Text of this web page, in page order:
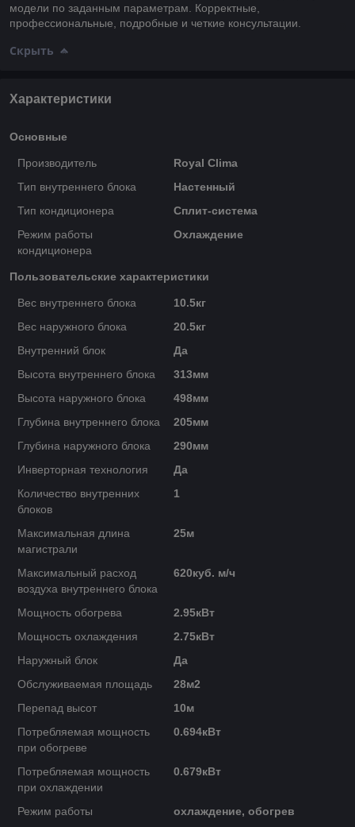
модели по заданным параметрам. Корректные,
профессиональные, подробные и четкие консультации.
Скрыть
Характеристики
Основные
Производитель
Royal Clima
Тип внутреннего блока
Настенный
Тип кондиционера
Сплит-система
Режим работы
кондиционера
Охлаждение
Пользовательские характеристики
Вес внутреннего блока
10.5кг
Вес наружного блока
20.5кг
Внутренний блок
Да
Высота внутреннего блока
313мм
Высота наружного блока
498мм
Глубина внутреннего блока
205мм
Глубина наружного блока
290мм
Инверторная технология
Да
Количество внутренних
блоков
1
Максимальная длина
магистрали
25м
Максимальный расход
воздуха внутреннего блока
620куб. м/ч
Мощность обогрева
2.95кВт
Мощность охлаждения
2.75кВт
Наружный блок
Да
Обслуживаемая площадь
28м2
Перепад высот
10м
Потребляемая мощность
при обогреве
0.694кВт
Потребляемая мощность
при охлаждении
0.679кВт
Режим работы
охлаждение, обогрев